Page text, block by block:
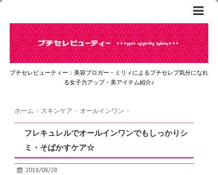
プチセレビューティー：美容ブロガー・ミリィによるプチセレブ気分になれ
る女子力アップ・美アイテム紹介♪
ホーム > スキンケア > オールインワン >
フレキュレルでオールインワンでもしっかりシ
ミ・そばかすケア☆
2018/08/28